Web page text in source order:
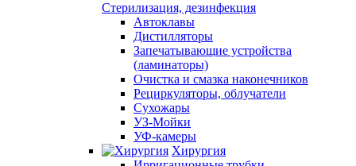
Стерилизация, дезинфекция
Автоклавы
Дистилляторы
Запечатывающие устройства
(ламинаторы)
Очистка и смазка наконечников
Рециркуляторы, облучатели
Сухожары
УЗ-Мойки
УФ-камеры
Хирургия